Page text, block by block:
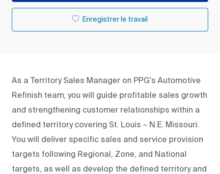
Enregistrer le travail
As a Territory Sales Manager on PPG's Automotive
Refinish team, you will guide profitable sales growth
and strengthening customer relationships within a
defined territory covering St. Louis – N.E. Missouri.
You will deliver specific sales and service provision
targets following Regional, Zone, and National
targets, as well as develop the defined territory and